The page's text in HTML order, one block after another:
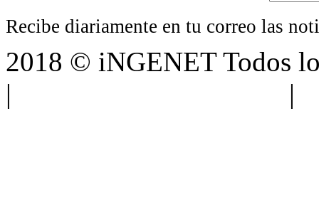
Recibe diariamente en tu correo las
2018 © iNGENET Todos
|
|